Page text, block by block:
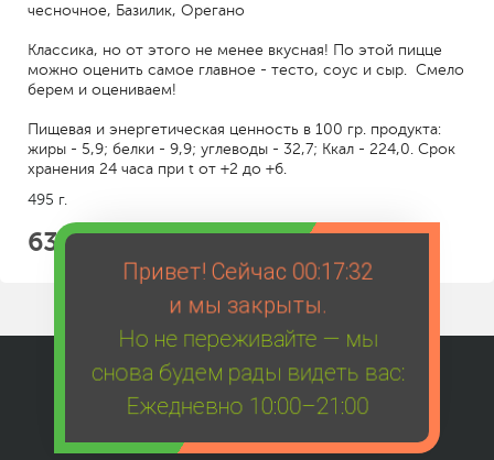
Привет! Сейчас 00:17:32
и мы закрыты.
Но не переживайте — мы
снова будем рады видеть вас:
Ежедневно 10:00–21:00
чесночное, Базилик, Орегано
Классика, но от этого не менее вкусная! По этой пицце
можно оценить самое главное - тесто, соус и сыр. Смело
берем и оцениваем!
Пищевая и энергетическая ценность в 100 гр. продукта:
жиры - 5,9; белки - 9,9; углеводы - 32,7; Ккал - 224,0. Срок
хранения 24 часа при t от +2 до +6.
495 г.
639